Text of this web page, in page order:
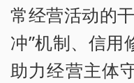
常经营活动的
冲”机制、信用
助力经营主体